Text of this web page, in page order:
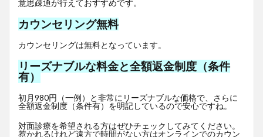
意思疎通が行えておすすめです。
カウンセリング無料
カウンセリングは無料となっています。
リーズナブルな料金と全額返金制度（条件
有）
初月980円（一例）と非常にリーズナブルな価格で、さらに
全額返金制度（条件有）を明記しているので安心ですね。
対面診療を希望される方はぜひチェックしてみてください。
惹かれるけれど遠方で時間がない方はオンラインでのカウン